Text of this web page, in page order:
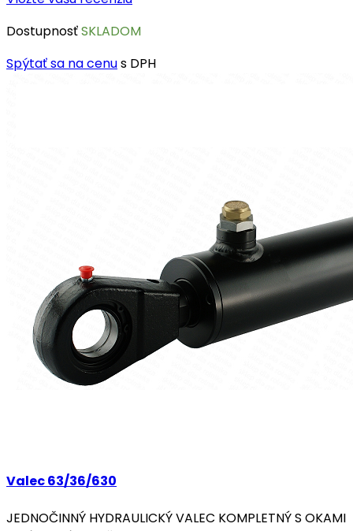
DostupnosťSKLADOM
Spýtať sa na cenus DPH
Valec 63/36/630
JEDNOČINNÝ HYDRAULICKÝ VALEC KOMPLETNÝ S OKAMI